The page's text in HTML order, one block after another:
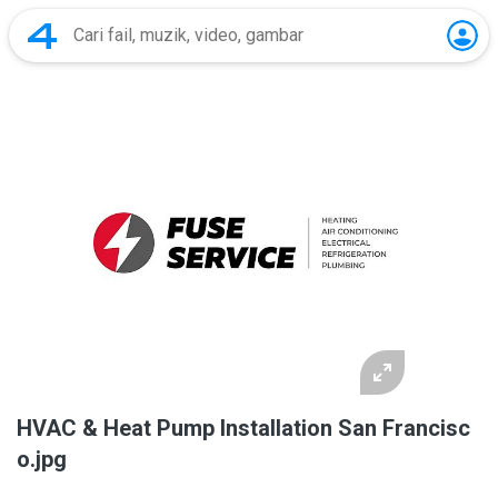
HVAC & Heat Pump Installation San Francisc
o.jpg